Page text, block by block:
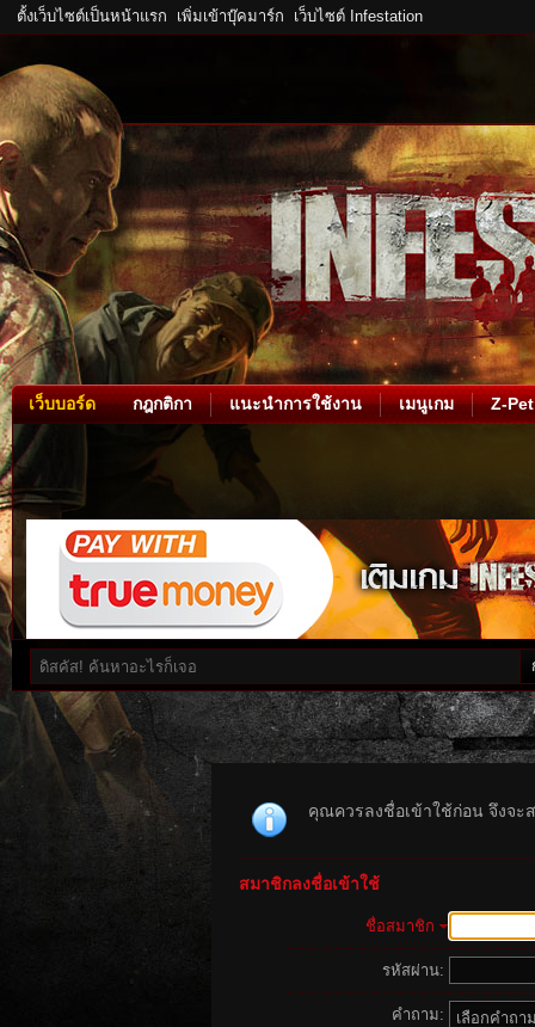
ตั้งเว็บไซต์เป็นหน้าแรก เพิ่มเข้าบุ๊คมาร์ก เว็บไซต์ Infestation
เว็บบอร์ด กฎกติกา แนะนำการใช้งาน เมนูเกม Z-Pet
คุณควรลงชื่อเข้าใช้ก่อน จึงจะ
สมาชิกลงชื่อเข้าใช้
ชื่อสมาชิก
รหัสผ่าน:
คำถาม: